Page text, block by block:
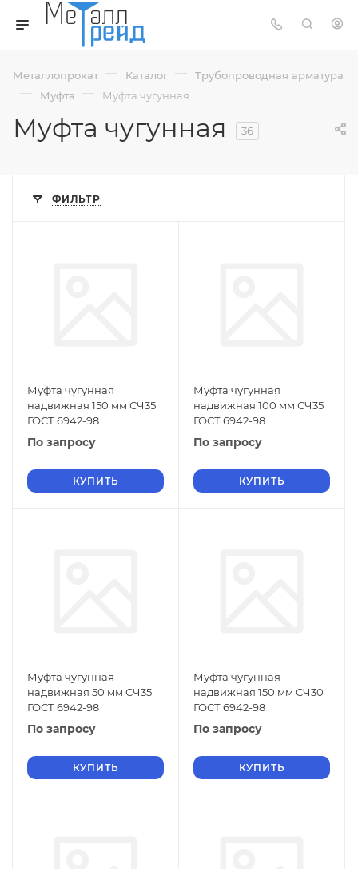
Металлопрокат — Каталог — Трубопроводная арматура
— Муфта — Муфта чугунная
Муфта чугунная 36
ФИЛЬТР
Муфта чугунная
надвижная 150 мм СЧ35
ГОСТ 6942-98
По запросу
КУПИТЬ
Муфта чугунная
надвижная 100 мм СЧ35
ГОСТ 6942-98
По запросу
КУПИТЬ
Муфта чугунная
надвижная 50 мм СЧ35
ГОСТ 6942-98
По запросу
КУПИТЬ
Муфта чугунная
надвижная 150 мм СЧ30
ГОСТ 6942-98
По запросу
КУПИТЬ